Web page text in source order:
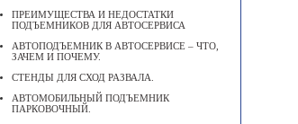
ПРЕИМУЩЕСТВА И НЕДОСТАТКИ
ПОДЪЕМНИКОВ ДЛЯ АВТОСЕРВИСА
АВТОПОДЪЕМНИК В АВТОСЕРВИСЕ – ЧТО,
ЗАЧЕМ И ПОЧЕМУ.
СТЕНДЫ ДЛЯ СХОД РАЗВАЛА.
АВТОМОБИЛЬНЫЙ ПОДЪЕМНИК
ПАРКОВОЧНЫЙ.